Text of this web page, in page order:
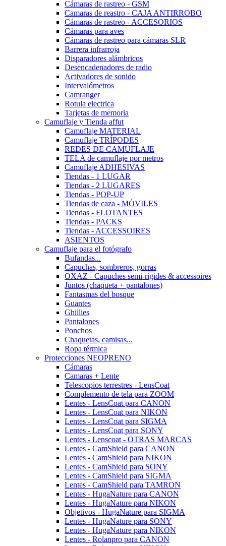
Cámaras de rastreo - GSM
Camaras de reastro - CAJA ANTIRROBO
Cámaras de rastreo - ACCESORIOS
Cámaras para aves
Cámaras de rastreo para cámaras SLR
Barrera infrarroja
Disparadores alámbricos
Desencadenadores de radio
Activadores de sonido
Intervalómetros
Camranger
Rotula electrica
Tarjetas de memoria
Camuflaje y Tienda affut
Camuflaje MATERIAL
Camuflaje TRÍPODES
REDES DE CAMUFLAJE
TELA de camuflaje por metros
Camuflaje ADHESIVAS
Tiendas - 1 LUGAR
Tiendas - 2 LUGARES
Tiendas - POP-UP
Tiendas de caza - MÓVILES
Tiendas - FLOTANTES
Tiendas - PACKS
Tiendas - ACCESSOIRES
ASIENTOS
Camuflaje para el fotógrafo
Bufandas...
Capuchas, sombreros, gorras
OXAZ - Capuches semi-rigides & accessoires
Juntos (chaqueta + pantalones)
Fantasmas del bosque
Guantes
Ghillies
Pantalones
Ponchos
Chaquetas, camisas...
Ropa térmica
Protecciones NEOPRENO
Cámaras
Camaras + Lente
Telescopios terrestres - LensCoat
Complemento de tela para ZOOM
Lentes - LensCoat para CANON
Lentes - LensCoat para NIKON
Lentes - LensCoat para SIGMA
Lentes - LensCoat para SONY
Lentes - Lenscoat - OTRAS MARCAS
Lentes - CamShield para CANON
Lentes - CamShield para NIKON
Lentes - CamShield para SONY
Lentes - CamShield para SIGMA
Lentes - CamShield para TAMRON
Lentes - HugaNature para CANON
Lentes - HugaNature para NIKON
Objetivos - HugaNature para SIGMA
Lentes - HugaNature para SONY
Lentes - HugaNature para NIKON
Lentes - Rolanpro para CANON